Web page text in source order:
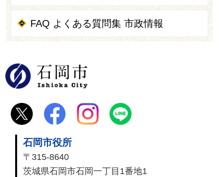
FAQ よくある質問集 市政情報
石岡市役所
〒315-8640
茨城県石岡市石岡一丁目1番地1